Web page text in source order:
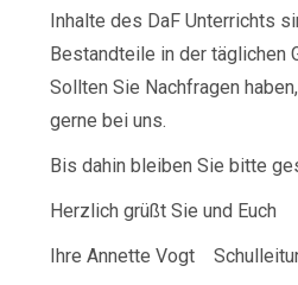
Inhalte des DaF Unterrichts
Bestandteile in der täglichen
Sollten Sie Nachfragen
gerne bei uns.
Bis dahin bleiben Sie bitte
Herzlich grüßt Sie und Euch
Ihre Annette Vogt